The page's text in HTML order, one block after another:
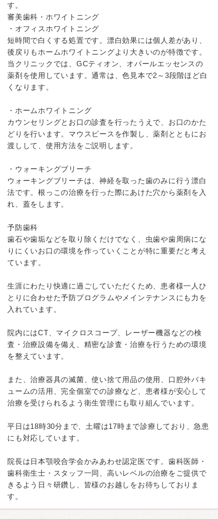
す。
審美歯科・ホワイトニング
・オフィスホワイトニング
短時間で白くする処置です。漂白効果には個人差があり、
後戻りもホームホワイトニングより大きいのが特徴です。
当クリニックでは、GCティオン、オパールエッセンスの
薬剤を使用しています。通常は、色見本で2～3段階ほど白
くなります。
・ホームホワイトニング
カウンセリングとお口の診査を行ったうえで、お口のかた
どりを行います。マウスピースを作製し、薬剤とともにお
渡しして、使用方法をご説明します。
・ウォーキングブリーチ
ウォーキングブリーチは、神経を取った歯のみに行う漂白
法です。根っこの治療を行った際にあけた穴から薬剤を入
れ、蓋をします。
予防歯科
歯石や歯垢などを取り除くだけでなく、虫歯や歯周病にな
りにくいお口の環境を作っていくことが特に重要だと考え
ています。
生涯にわたり快適に過ごしていただくため、患者様一人ひ
とりに合わせた予防プログラムやメインテナンスにも力を
入れています。
院内にはCT、マイクロスコープ、レーザー機器などの検
査・治療設備を備え、精密な診査・治療を行うための環境
を整えています。
また、治療器具の滅菌、使い捨て用品の使用、口腔外バキ
ュームの活用、完全個室での診療など、患者様が安心して
治療を受けられるよう衛生管理にも取り組んでいます。
平日は18時30分まで、土曜は17時まで診療しており、急患
にも対応しています。
院長は日本顎咬合学会かみあわせ認定医です。歯科医師・
歯科衛生士・スタッフ一同、高いレベルの治療をご提供で
きるよう日々研鑽し、皆様のお越しをお待ちしておりま
す。